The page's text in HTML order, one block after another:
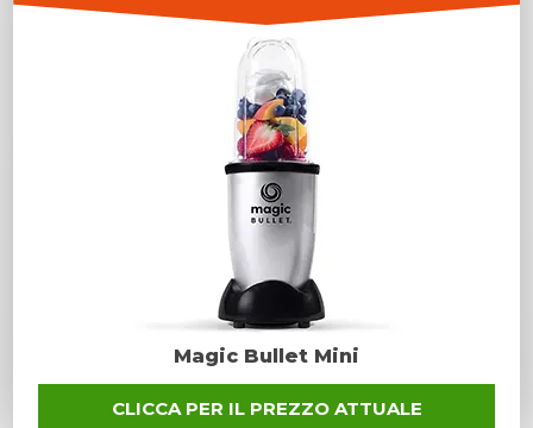
Magic Bullet Mini
CLICCA PER IL PREZZO ATTUALE